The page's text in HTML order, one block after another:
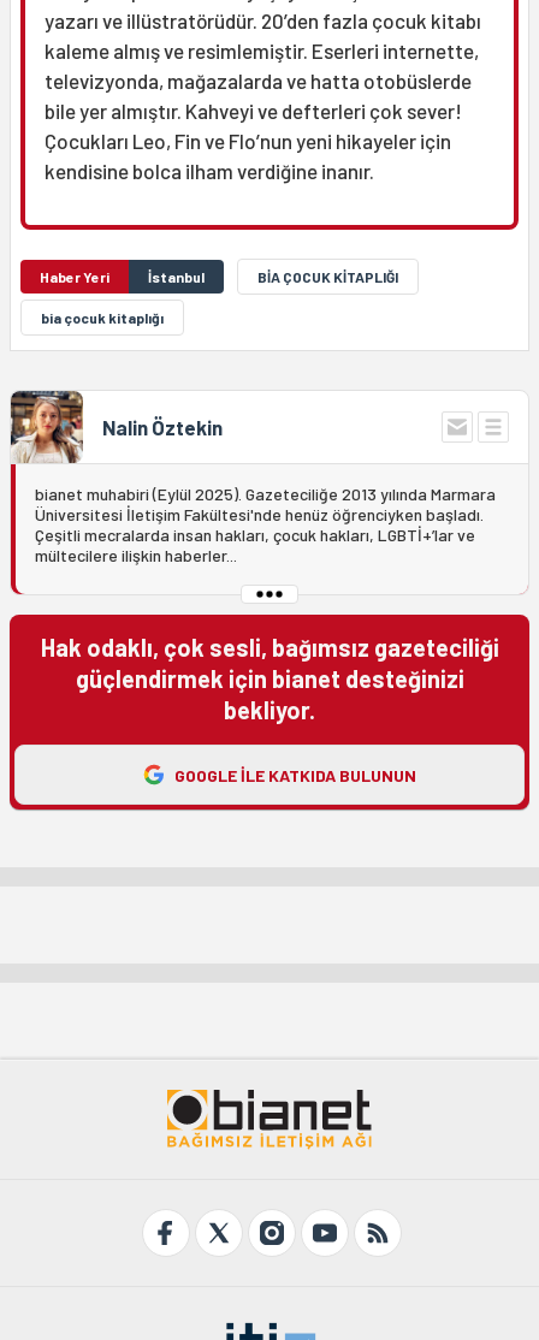
yazarı ve illüstratörüdür. 20’den fazla çocuk kitabı
kaleme almış ve resimlemiştir. Eserleri internette,
televizyonda, mağazalarda ve hatta otobüslerde
bile yer almıştır. Kahveyi ve defterleri çok sever!
Çocukları Leo, Fin ve Flo’nun yeni hikayeler için
kendisine bolca ilham verdiğine inanır.
Haber Yeri İstanbul BİA ÇOCUK KİTAPLIĞI
bia çocuk kitaplığı
Nalin Öztekin
bianet muhabiri (Eylül 2025). Gazeteciliğe 2013 yılında Marmara
Üniversitesi İletişim Fakültesi'nde henüz öğrenciyken başladı.
Çeşitli mecralarda insan hakları, çocuk hakları, LGBTİ+’lar ve
mültecilere ilişkin haberler...
Hak odaklı, çok sesli, bağımsız gazeteciliği
güçlendirmek için bianet desteğinizi
bekliyor.
GOOGLE ILE KATKIDA BULUNUN